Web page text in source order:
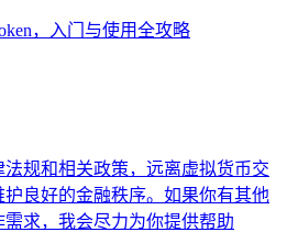
，入门与使用全攻略
规和相关政策，远离虚拟货币交
良好的金融秩序。如果你有其他
求，我会尽力为你提供帮助